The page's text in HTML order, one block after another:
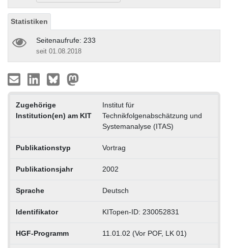
Statistiken
Seitenaufrufe: 233
seit 01.08.2018
Zugehörige
Institution(en) am KIT
Institut für
Technikfolgenabschätzung und
Systemanalyse (ITAS)
Publikationstyp Vortrag
Publikationsjahr 2002
Sprache Deutsch
Identifikator KITopen-ID: 230052831
HGF-Programm 11.01.02 (Vor POF, LK 01)